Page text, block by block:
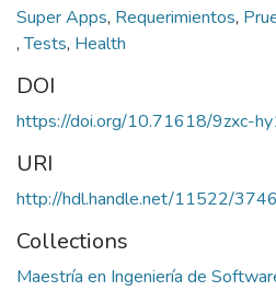
Super Apps, Requerimientos,
,Tests, Health
DOI
https://doi.org/10.71618/9zxc-
URI
http://hdl.handle.net/11522/3746
Collections
Maestría en Ingeniería de